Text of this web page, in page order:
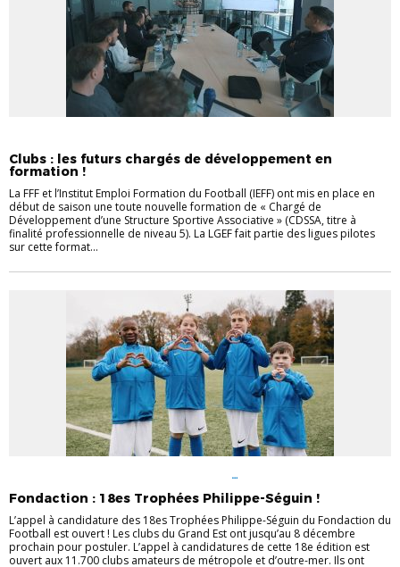
Clubs : les futurs chargés de développement en
formation !
La FFF et l’Institut Emploi Formation du Football (IEFF) ont mis en place en
début de saison une toute nouvelle formation de « Chargé de
Développement d’une Structure Sportive Associative » (CDSSA, titre à
finalité professionnelle de niveau 5). La LGEF fait partie des ligues pilotes
sur cette format...
Fondaction : 18es Trophées Philippe-Séguin !
L’appel à candidature des 18es Trophées Philippe-Séguin du Fondaction du
Football est ouvert ! Les clubs du Grand Est ont jusqu’au 8 décembre
prochain pour postuler. L’appel à candidatures de cette 18e édition est
ouvert aux 11.700 clubs amateurs de métropole et d’outre-mer. Ils ont